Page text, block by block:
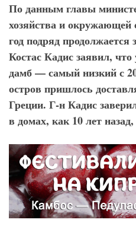
По данным главы
хозяйства и
год подряд продолжается
Костас Кадис заявил,
дамб — самый низкий с
остров пришлось
Греции. Г-н Кадис
в домах, как 10 лет назад,